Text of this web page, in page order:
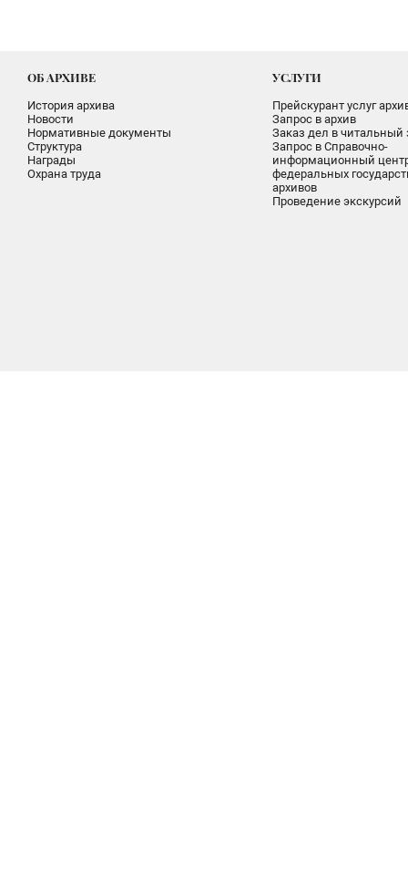
ОБ АРХИВЕ
История архива
Новости
Нормативные документы
Структура
Награды
Охрана труда
УСЛУГИ
Прейскурант услуг
Запрос в архив
Заказ дел в читальный
Запрос в Справочно-
информационный
федеральных
архивов
Проведение экскурсий